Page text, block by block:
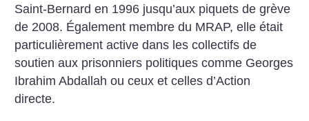
Saint-Bernard en 1996 jusqu’aux piquets de grève
de 2008. Également membre du MRAP, elle était
particulièrement active dans les collectifs de
soutien aux prisonniers politiques comme Georges
Ibrahim Abdallah ou ceux et celles d’Action
directe.